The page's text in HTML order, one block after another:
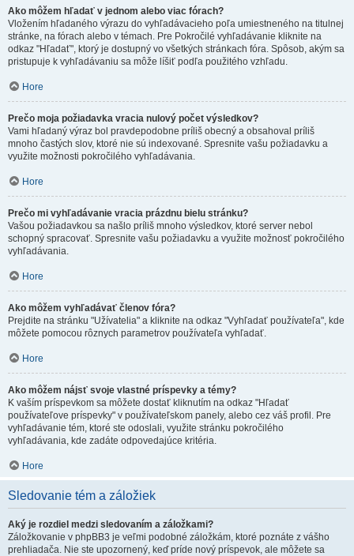
Ako môžem hľadať v jednom alebo viac fórach?
Vložením hľadaného výrazu do vyhľadávacieho poľa umiestneného na titulnej
stránke, na fórach alebo v témach. Pre Pokročilé vyhľadávanie kliknite na
odkaz "Hľadať", ktorý je dostupný vo všetkých stránkach fóra. Spôsob, akým sa
pristupuje k vyhľadávaniu sa môže líšiť podľa použitého vzhľadu.
Hore
Prečo moja požiadavka vracia nulový počet výsledkov?
Vami hľadaný výraz bol pravdepodobne príliš obecný a obsahoval príliš
mnoho častých slov, ktoré nie sú indexované. Spresnite vašu požiadavku a
využite možnosti pokročilého vyhľadávania.
Hore
Prečo mi vyhľadávanie vracia prázdnu bielu stránku?
Vašou požiadavkou sa našlo príliš mnoho výsledkov, ktoré server nebol
schopný spracovať. Spresnite vašu požiadavku a využite možnosť pokročilého
vyhľadávania.
Hore
Ako môžem vyhľadávať členov fóra?
Prejdite na stránku "Užívatelia" a kliknite na odkaz "Vyhľadať používateľa", kde
môžete pomocou rôznych parametrov používateľa vyhľadať.
Hore
Ako môžem nájsť svoje vlastné príspevky a témy?
K vaším príspevkom sa môžete dostať kliknutím na odkaz "Hľadať
používateľove príspevky" v používateľskom panely, alebo cez váš profil. Pre
vyhľadávanie tém, ktoré ste odoslali, využite stránku pokročilého
vyhľadávania, kde zadáte odpovedajúce kritéria.
Hore
Sledovanie tém a záložiek
Aký je rozdiel medzi sledovaním a záložkami?
Záložkovanie v phpBB3 je veľmi podobné záložkám, ktoré poznáte z vášho
prehliadača. Nie ste upozornený, keď príde nový príspevok, ale môžete sa